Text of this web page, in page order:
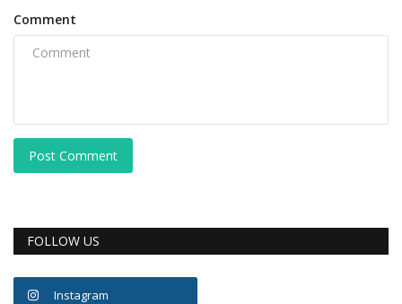
Comment
Post Comment
FOLLOW US
Instagram